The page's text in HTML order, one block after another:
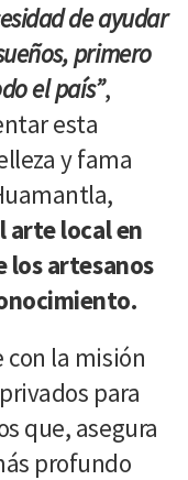
de ayudar
primero
el país”,
esta
y fama
arte local en
los artesanos
con la misión
para
que, asegura
profundo